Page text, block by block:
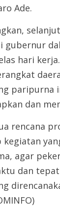
Ade.
gubernur
hari
paripurna
dan
rencana
kegiatan
agar
dan tepat